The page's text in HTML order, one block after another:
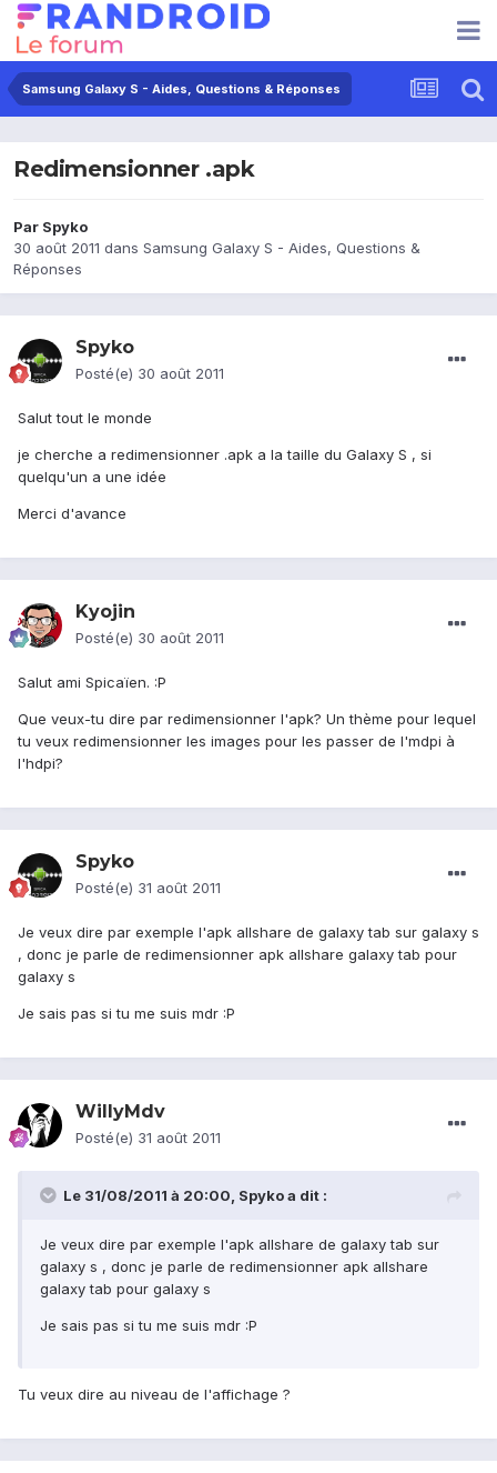
Samsung Galaxy S - Aides, Questions & Réponses
Redimensionner .apk
Par Spyko
30 août 2011 dans Samsung Galaxy S - Aides, Questions &
Réponses
Spyko
Posté(e) 30 août 2011
Salut tout le monde
je cherche a redimensionner .apk a la taille du Galaxy S , si
quelqu'un a une idée
Merci d'avance
Kyojin
Posté(e) 30 août 2011
Salut ami Spicaïen. :P
Que veux-tu dire par redimensionner l'apk? Un thème pour lequel
tu veux redimensionner les images pour les passer de l'mdpi à
l'hdpi?
Spyko
Posté(e) 31 août 2011
Je veux dire par exemple l'apk allshare de galaxy tab sur galaxy s
, donc je parle de redimensionner apk allshare galaxy tab pour
galaxy s
Je sais pas si tu me suis mdr :P
WillyMdv
Posté(e) 31 août 2011
Le 31/08/2011 à 20:00, Spyko a dit :
Je veux dire par exemple l'apk allshare de galaxy tab sur
galaxy s , donc je parle de redimensionner apk allshare
galaxy tab pour galaxy s
Je sais pas si tu me suis mdr :P
Tu veux dire au niveau de l'affichage ?